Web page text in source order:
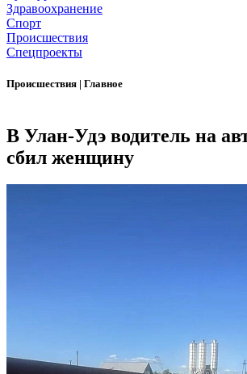
Здравоохранение
Спорт
Происшествия
Спецпроекты
Происшествия | Главное
В Улан-Удэ водитель на
сбил женщину